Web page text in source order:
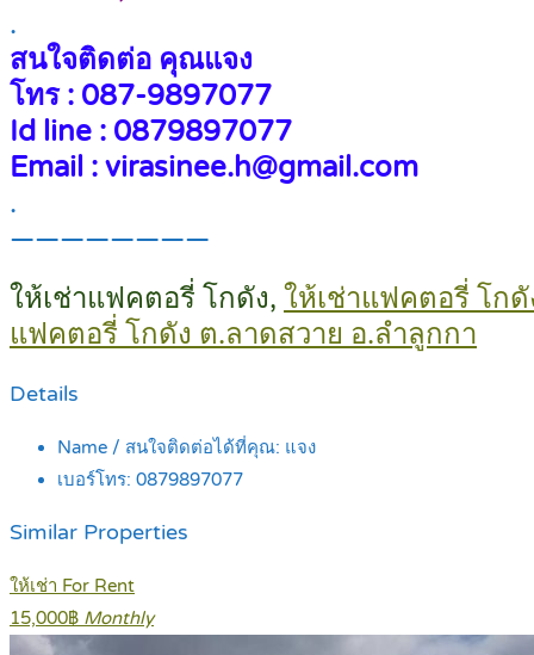
.
สนใจติดต่อ คุณแจง
โทร : 087-9897077
Id line : 0879897077
Email : virasinee.h@gmail.com
.
————————
ให้เช่าแฟคตอรี่ โกดัง, ให้เช่าแฟคตอรี่ โก
แฟคตอรี่ โกดัง ต.ลาดสวาย อ.ลำลูกกา
Details
Name / สนใจติดต่อได้ที่คุณ: แจง
เบอร์โทร: 0879897077
Similar Properties
ให้เช่า For Rent
15,000฿ Monthly